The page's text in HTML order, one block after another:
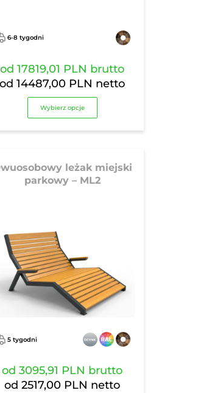
6-8 tygodni
od17819,01 PLN brutto
od14487,00 PLN netto
Wybierz opcje
leżak miejski
parkowy – ML2
5 tygodni
od3095,91 PLN brutto
od2517,00 PLN netto